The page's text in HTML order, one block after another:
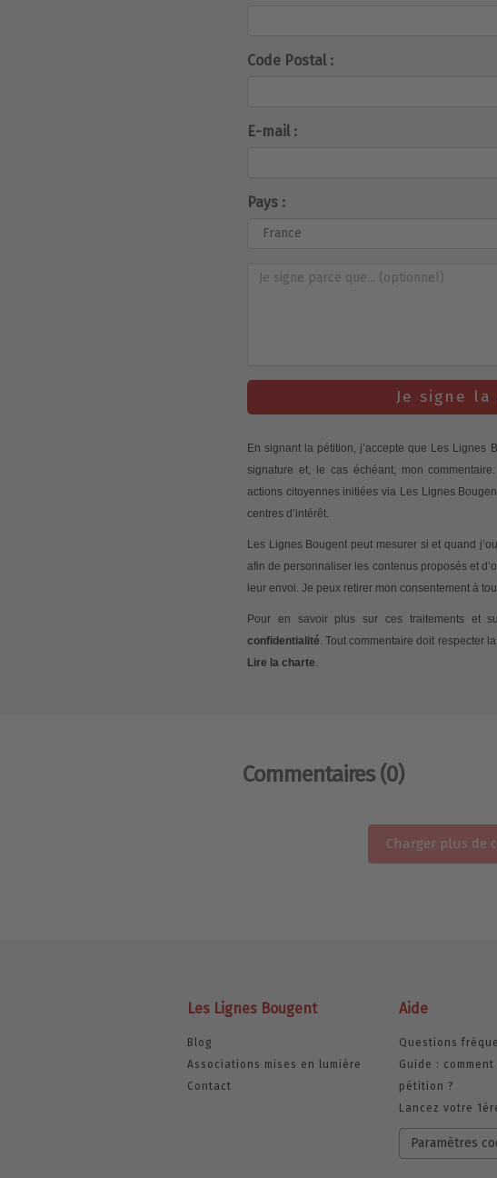
Code Postal :
E-mail :
Pays :
Je signe
En signant la pétition, j’accepte que Les Lignes
signature et, le cas échéant, mon
actions citoyennes initiées via Les Lignes
centres d’intérêt.
Les Lignes Bougent peut mesurer si et quand
afin de personnaliser les contenus proposés et
leur envoi. Je peux retirer mon consentement à
Pour en savoir plus sur ces traitements et
confidentialité . Tout commentaire doit respecter
Lire la charte
Commentaires (0)
Charger plus de
Les Lignes Bougent
Blog
Associations mises en lumière
Contact
Aide
Questions
Guide :
pétition ?
Lancez votre
Paramètres